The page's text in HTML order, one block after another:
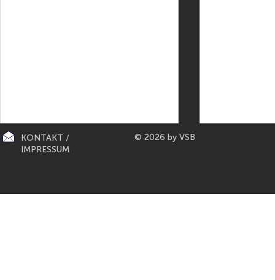
KONTAKT /
IMPRESSUM
© 2026 by VSB